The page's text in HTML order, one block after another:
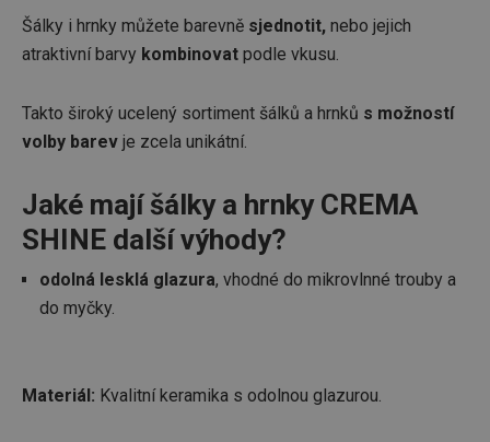
Šálky i hrnky můžete barevně sjednotit, nebo jejich
atraktivní barvy kombinovat podle vkusu.
Takto široký ucelený sortiment šálků a hrnků s možností
volby barev je zcela unikátní.
Jaké mají šálky a hrnky CREMA
SHINE další výhody?
odolná lesklá glazura, vhodné do mikrovlnné trouby a
do myčky.
Materiál: Kvalitní keramika s odolnou glazurou.